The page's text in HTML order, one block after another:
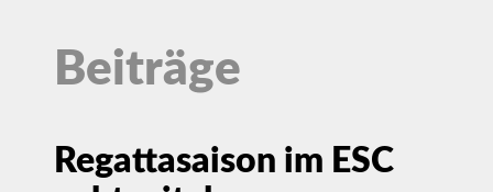
Beiträge
Regattasaison im ESC